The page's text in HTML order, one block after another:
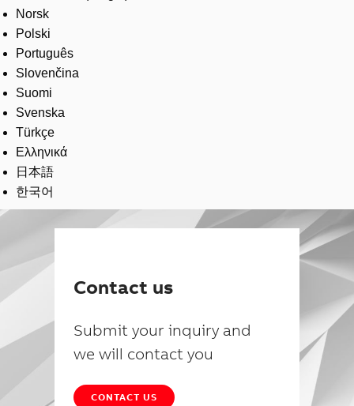
Norsk
Polski
Português
Slovenčina
Suomi
Svenska
Türkçe
Ελληνικά
日本語
한국어
Contact us
Submit your inquiry and
we will contact you
CONTACT US